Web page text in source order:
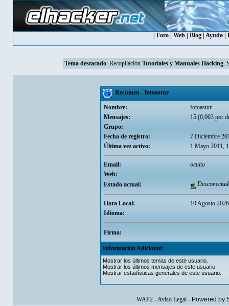
Foro| Web| Blog| Ayuda|
Tema destacado: Recopilación Tutoriales y Manuales Hacking,
Resumen - fotoastur
Nombre:
fotoastur
Mensajes:
15 (0,003 por
Grupo:
Fecha de registro:
7 Diciembre
Última vez activo:
1 Mayo 2011,
Email:
oculto
Web:
Estado actual:
Hora Local:
10 Agosto
Idioma:
Firma:
Información Adicional:
Mostrar los últimos temas de este usuario.
Mostrar los últimos mensajes de este usuario.
Mostrar estadísticas generales de este usuario.
WAP2-Aviso Legal- Powered by